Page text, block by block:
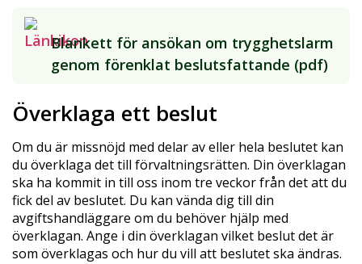
Blankett för ansökan om trygghetslarm
genom förenklat beslutsfattande (pdf)
Överklaga ett beslut
Om du är missnöjd med delar av eller hela beslutet kan
du överklaga det till förvaltningsrätten. Din överklagan
ska ha kommit in till oss inom tre veckor från det att du
fick del av beslutet. Du kan vända dig till din
avgiftshandläggare om du behöver hjälp med
överklagan. Ange i din överklagan vilket beslut det är
som överklagas och hur du vill att beslutet ska ändras.